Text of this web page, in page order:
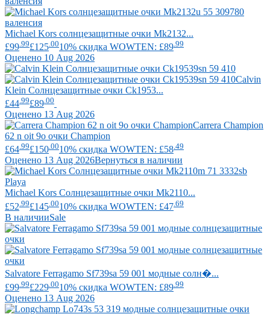
Michael Kors солнцезащитные очки Mk2132...
£99 .99£125 .0010% скидка WOWTEN: £89 .99
Оценено 10 Aug 2026
Calvin
Klein Солнцезащитные очки Ck1953...
£44 .99£89 .00
Оценено 13 Aug 2026
Carrera Champion
62 n oit 9o очки Champion
£64.99£150.0010% скидка WOWTEN: £58.49
Оценено 13 Aug 2026Вернуться в наличии
Michael Kors Солнцезащитные очки Mk2110...
£52 .99£145 .0010% скидка WOWTEN: £47 .69
В наличииSale
Salvatore Ferragamo Sf739sa 59 001 модные солн�...
£99 .99£229 .0010% скидка WOWTEN: £89 .99
Оценено 13 Aug 2026